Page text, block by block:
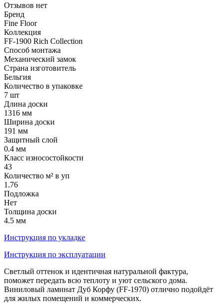
Отзывов нет
Бренд
Fine Floor
Коллекция
FF-1900 Rich Collection
Способ монтажа
Механический замок
Страна изготовитель
Бельгия
Количество в упаковке
7 шт
Длина доски
1316 мм
Ширина доски
191 мм
Защитный слой
0.4 мм
Класс износостойкости
43
Количество м² в уп
1.76
Подложка
Нет
Толщина доски
4.5 мм
Инструкция по укладке
Инструкция по эксплуатации
Светлый оттенок и идентичная натуральной фактура,
поможет передать всю теплоту и уют сельского дома.
Виниловый ламинат Дуб Корфу (FF-1970) отлично подойдёт
для жилых помещений и коммерческих.